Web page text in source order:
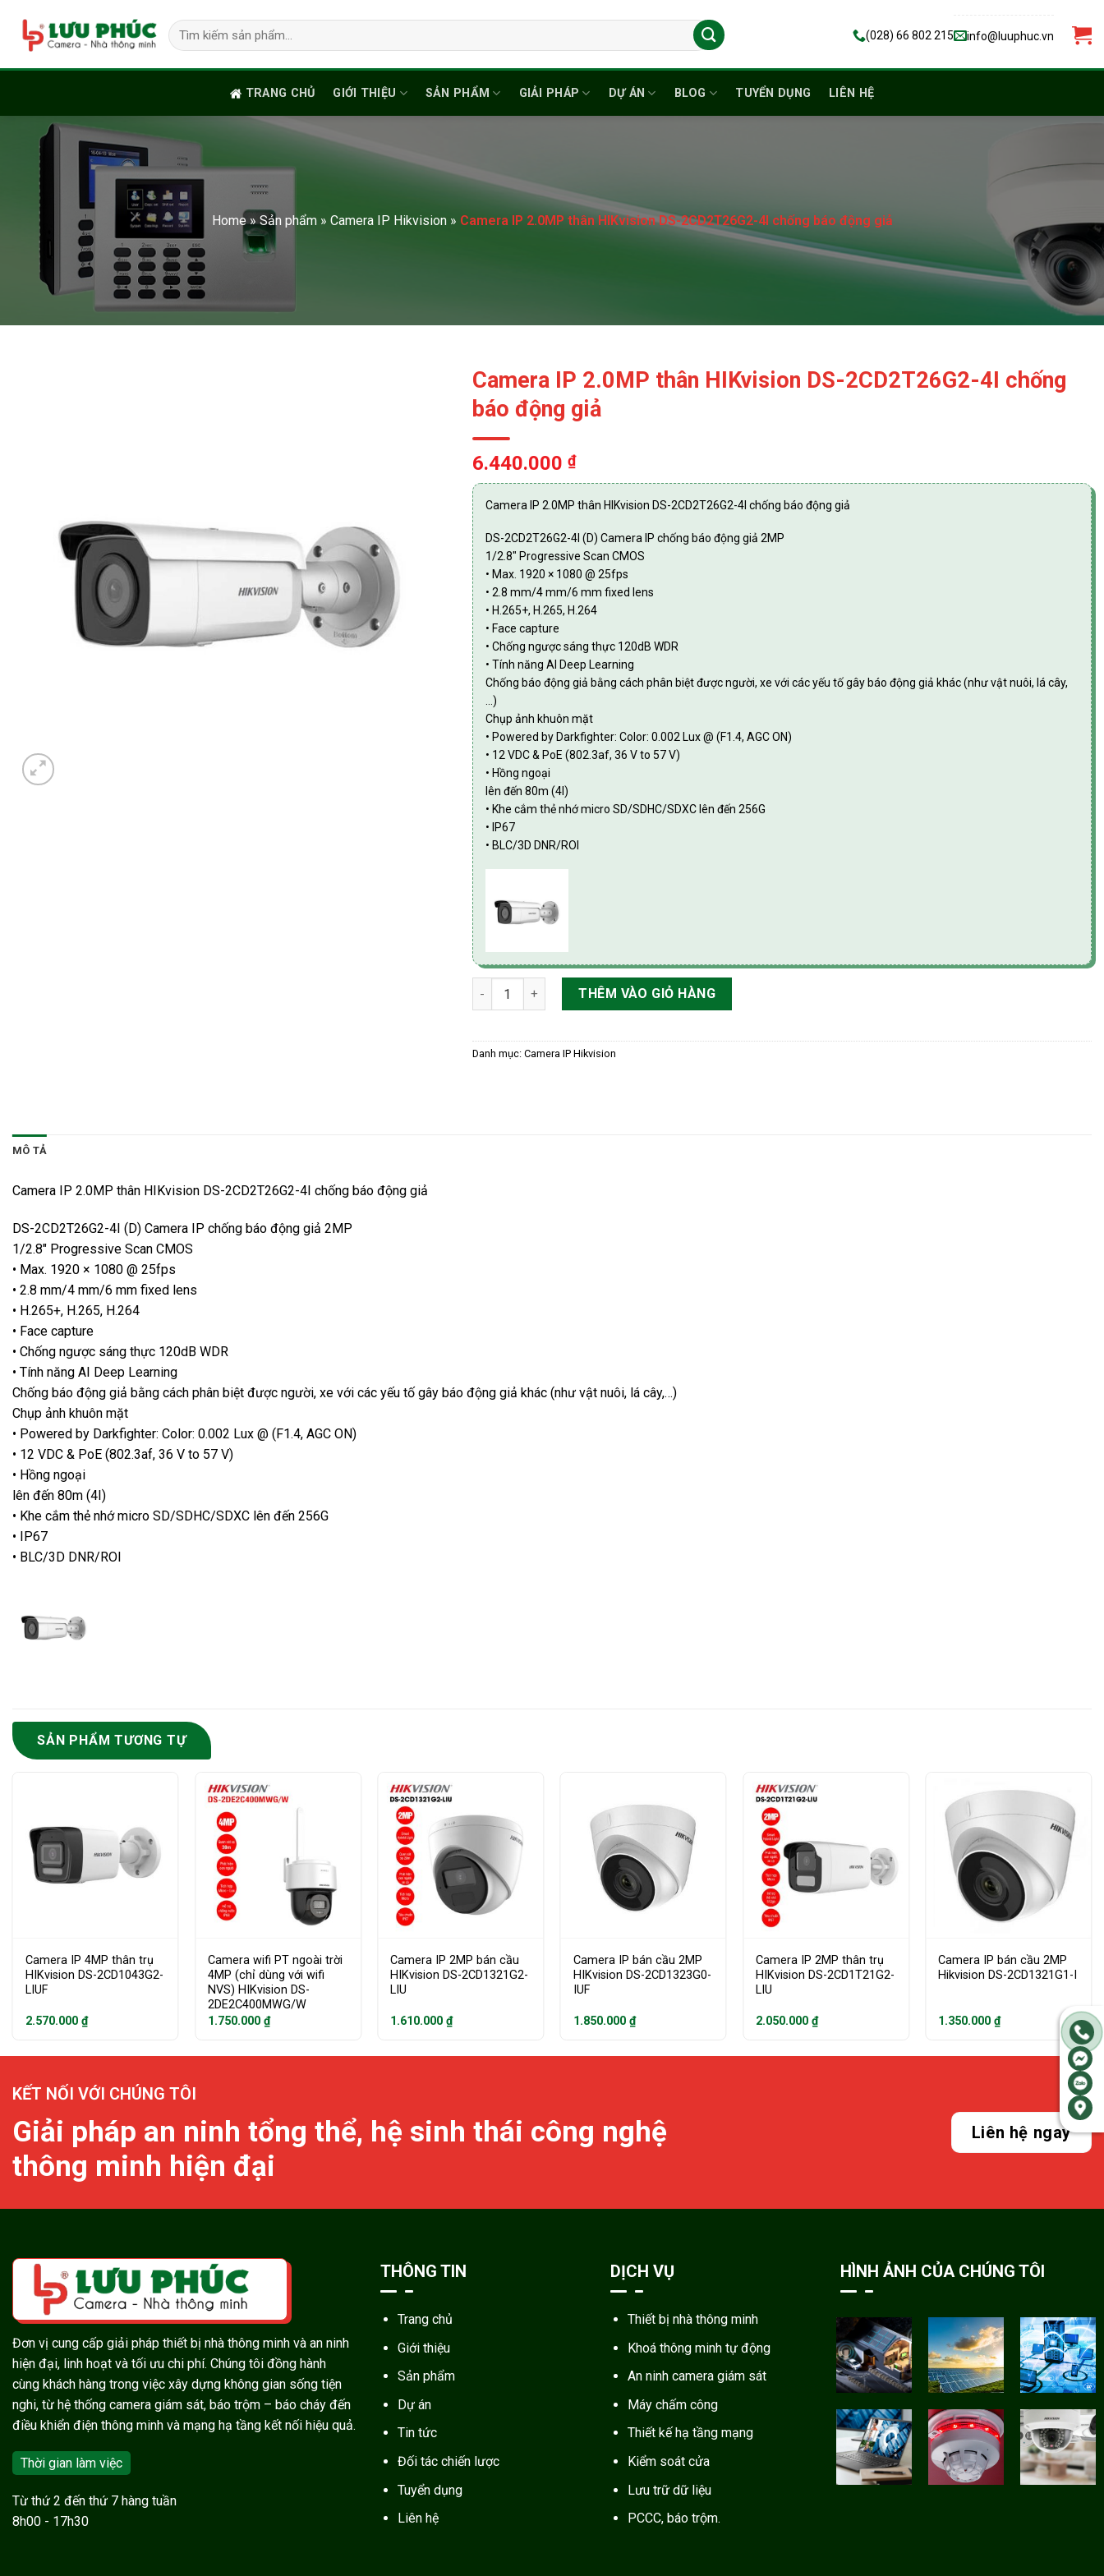
content
Tìm
kiếm:
(028) 66 802 215 info@luuphuc.vn
TRANG CHỦ GIỚI THIỆU SẢN PHẨM GIẢI PHÁP DỰ ÁN BLOG TUYỂN DỤNG LIÊN HỆ
Home»Sản phẩm» Camera IP Hikvision» Camera IP 2.0MP thân HIKvision DS-2CD2T26G2-4I chống báo động giả
Camera IP 2.0MP thân HIKvision DS-2CD2T26G2-4I chống
báo động giả
6.440.000 ₫
Camera IP 2.0MP thân HIKvision DS-2CD2T26G2-4I chống báo động giả
DS-2CD2T26G2-4I (D) Camera IP chống báo động giả 2MP
1/2.8″ Progressive Scan CMOS
• Max. 1920 × 1080 @ 25fps
• 2.8 mm/4 mm/6 mm fixed lens
• H.265+, H.265, H.264
• Face capture
• Chống ngược sáng thực 120dB WDR
• Tính năng AI Deep Learning
Chống báo động giả bằng cách phân biệt được người, xe với các yếu tố gây báo động giả khác (như vật nuôi, lá cây,
…)
Chụp ảnh khuôn mặt
• Powered by Darkfighter: Color: 0.002 Lux @ (F1.4, AGC ON)
• 12 VDC & PoE (802.3af, 36 V to 57 V)
• Hồng ngoại
lên đến 80m (4I)
• Khe cắm thẻ nhớ micro SD/SDHC/SDXC lên đến 256G
• IP67
• BLC/3D DNR/ROI
Camera IP 2.0MP thân HIKvision DS-2CD2T26G2-4I chống báo động giả số lượng
THÊM VÀO GIỎ HÀNG
Danh mục: Camera IP Hikvision
MÔ TẢ
Camera IP 2.0MP thân HIKvision DS-2CD2T26G2-4I chống báo động giả
DS-2CD2T26G2-4I (D) Camera IP chống báo động giả 2MP
1/2.8″ Progressive Scan CMOS
• Max. 1920 × 1080 @ 25fps
• 2.8 mm/4 mm/6 mm fixed lens
• H.265+, H.265, H.264
• Face capture
• Chống ngược sáng thực 120dB WDR
• Tính năng AI Deep Learning
Chống báo động giả bằng cách phân biệt được người, xe với các yếu tố gây báo động giả khác (như vật nuôi, lá cây,…)
Chụp ảnh khuôn mặt
• Powered by Darkfighter: Color: 0.002 Lux @ (F1.4, AGC ON)
• 12 VDC & PoE (802.3af, 36 V to 57 V)
• Hồng ngoại
lên đến 80m (4I)
• Khe cắm thẻ nhớ micro SD/SDHC/SDXC lên đến 256G
• IP67
• BLC/3D DNR/ROI
SẢN PHẨM TƯƠNG TỰ
Camera IP 4MP thân trụ
HIKvision DS-2CD1043G2-
LIUF
2.570.000 ₫
Camera wifi PT ngoài trời
4MP (chỉ dùng với wifi
NVS) HIKvision DS-
2DE2C400MWG/W
1.750.000₫
Camera IP 2MP bán cầu
HIKvision DS-2CD1321G2-
LIU
1.610.000₫
Camera IP bán cầu 2MP
HIKvision DS-2CD1323G0-
IUF
1.850.000 ₫
Camera IP 2MP thân trụ
HIKvision DS-2CD1T21G2-
LIU
2.050.000₫
Camera IP bán cầu 2MP
Hikvision DS-2CD1321G1-I
1.350.000₫
KẾT NỐI VỚI CHÚNG TÔI
Giải pháp an ninh tổng thể, hệ sinh thái công nghệ
thông minh hiện đại
Liên hệ ngay
Đơn vị cung cấp giải pháp thiết bị nhà thông minh và an ninh
hiện đại, linh hoạt và tối ưu chi phí. Chúng tôi đồng hành
cùng khách hàng trong việc xây dựng không gian sống tiện
nghi, từ hệ thống camera giám sát, báo trộm – báo cháy đến
điều khiển điện thông minh và mạng hạ tầng kết nối hiệu quả.
Thời gian làm việc
Từ thứ 2 đến thứ 7 hàng tuần
8h00 - 17h30
THÔNG TIN
Trang chủ
Giới thiệu
Sản phẩm
Dự án
Tin tức
Đối tác chiến lược
Tuyển dụng
Liên hệ
DỊCH VỤ
Thiết bị nhà thông minh
Khoá thông minh tự động
An ninh camera giám sát
Máy chấm công
Thiết kế hạ tầng mạng
Kiểm soát cửa
Lưu trữ dữ liệu
PCCC, báo trộm.
HÌNH ẢNH CỦA CHÚNG TÔI